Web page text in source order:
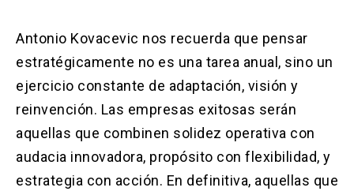
Antonio Kovacevic nos recuerda que pensar
estratégicamente no es una tarea anual, sino un
ejercicio constante de adaptación, visión y
reinvención. Las empresas exitosas serán
aquellas que combinen solidez operativa con
audacia innovadora, propósito con flexibilidad, y
estrategia con acción. En definitiva, aquellas que